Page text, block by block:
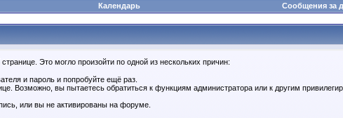
Календарь Сообщения за
Это могло произойти по одной из нескольких причин:
и пароль и попробуйте ещё раз.
Возможно, вы пытаетесь обратиться к функциям администратора или к другим
или вы не активированы на форуме.